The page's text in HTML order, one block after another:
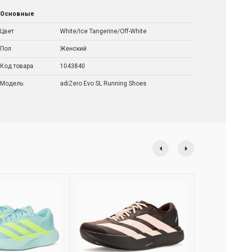
Основные
Цвет White/Ice Tangerine/Off-White
Пол Женский
Код товара 1043840
Модель: adiZero Evo SL Running Shoes